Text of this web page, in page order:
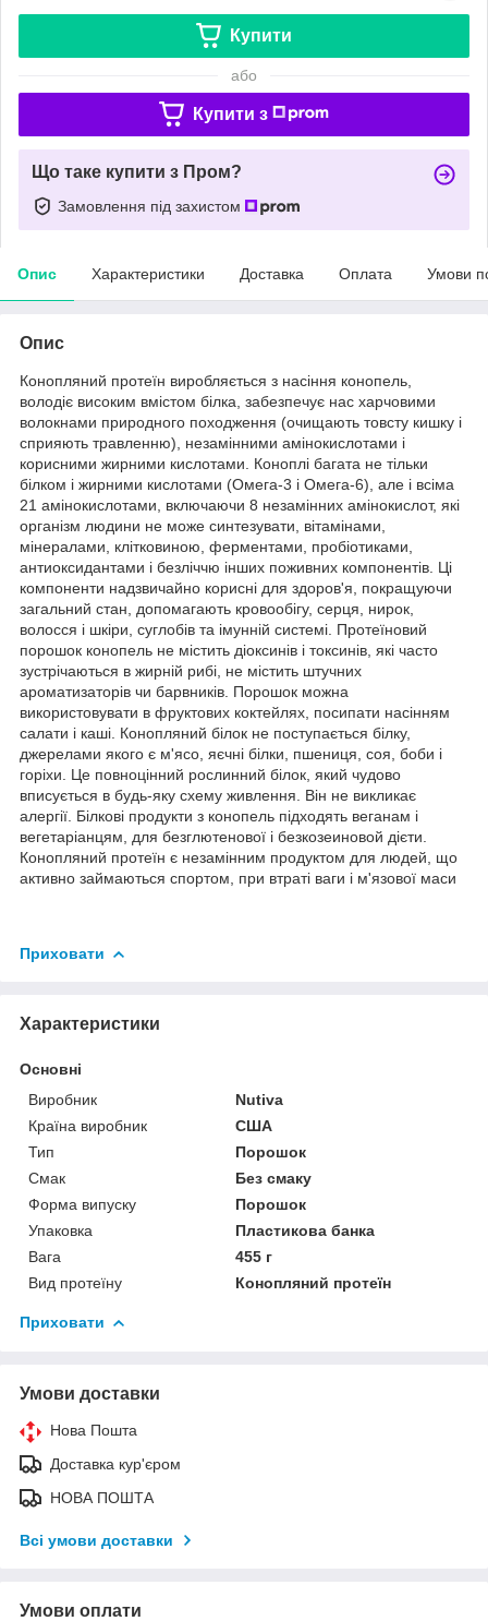
Купити
або
Купити з
Що таке купити з Пром?
Замовлення під захистом
Опис Характеристики Доставка Оплата Умови
Опис
Конопляний протеїн виробляється з насіння конопель,
володіє високим вмістом білка, забезпечує нас харчовими
волокнами природного походження (очищають товсту кишку і
сприяють травленню), незамінними амінокислотами і
корисними жирними кислотами. Коноплі багата не тільки
білком і жирними кислотами (Омега-3 і Омега-6), але і всіма
21 амінокислотами, включаючи 8 незамінних амінокислот, які
організм людини не може синтезувати, вітамінами,
мінералами, клітковиною, ферментами, пробіотиками,
антиоксидантами і безліччю інших поживних компонентів. Ці
компоненти надзвичайно корисні для здоров'я, покращуючи
загальний стан, допомагають кровообігу, серця, нирок,
волосся і шкіри, суглобів та імунній системі. Протеїновий
порошок конопель не містить діоксинів і токсинів, які часто
зустрічаються в жирній рибі, не містить штучних
ароматизаторів чи барвників. Порошок можна
використовувати в фруктових коктейлях, посипати насінням
салати і каші. Конопляний білок не поступається білку,
джерелами якого є м'ясо, яєчні білки, пшениця, соя, боби і
горіхи. Це повноцінний рослинний білок, який чудово
вписується в будь-яку схему живлення. Він не викликає
алергії. Білкові продукти з конопель підходять веганам і
вегетаріанцям, для безглютенової і безкозеиновой дієти.
Конопляний протеїн є незамінним продуктом для людей, що
активно займаються спортом, при втраті ваги і м'язової маси
Приховати
Характеристики
Основні
Виробник
Nutiva
Країна виробник
США
Тип
Порошок
Смак
Без смаку
Форма випуску
Порошок
Упаковка
Пластикова банка
Вага
455 г
Вид протеїну
Конопляний протеїн
Приховати
Умови доставки
Нова Пошта
Доставка кур'єром
НОВА ПОШТА
Всі умови доставки
Умови оплати